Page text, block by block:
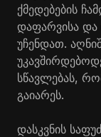
ქმედებების
დაფარვისა და
უჩენდათ.
სწავლებას,
გაიარეს.
დასკვნის